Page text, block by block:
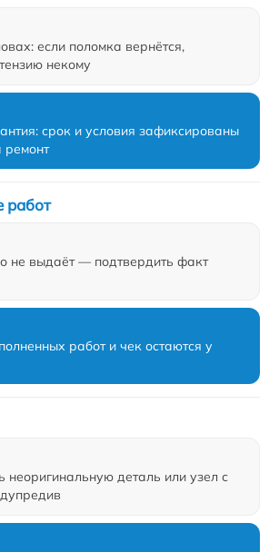
если поломка вернётся,
некому
срок и условия зафиксированы
ремонт
не выдаёт — подтвердить факт
работ
работ и чек остаются у
неоригинальную деталь или узел с